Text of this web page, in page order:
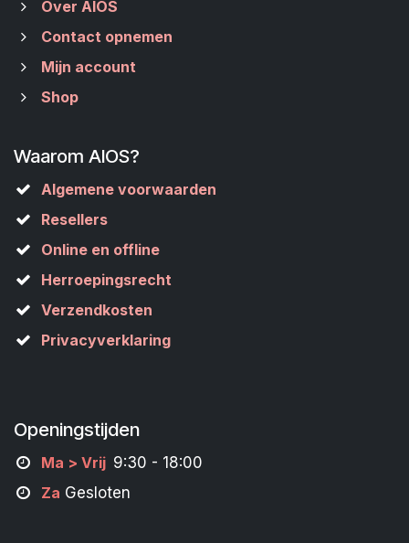
Over AIOS
Contact opnemen
Mijn account
Shop
Waarom AIOS?
Algemene voorwaarden
Resellers
Online en offline
Herroepingsrecht
Verzendkosten
Privacyverklaring
Openingstijden
Ma > Vrij 9:30 - 18:00
Za Gesloten